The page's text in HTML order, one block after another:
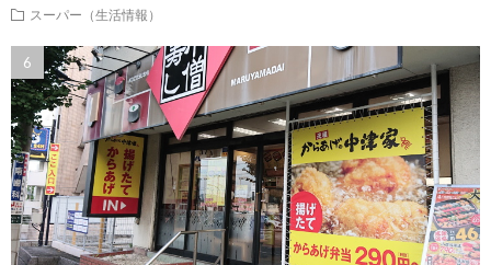
スーパー（生活情報）